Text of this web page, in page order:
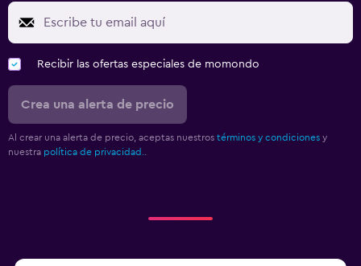
Recibir las ofertas especiales de momondo
Crea una alerta de precio
Al crear una alerta de precio, aceptas nuestros términos y condiciones y
nuestra política de privacidad.